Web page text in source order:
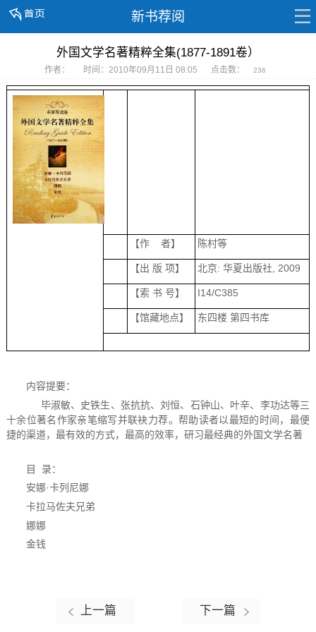
新书荐阅
外国文学名著精粹全集(1877-1891卷）
作者： 时间：2010年09月11日 08:05 点击数： 236
【作 者】 陈村等
【出 版 项】 北京: 华夏出版社, 2009
【索 书 号】 I14/C385
【馆藏地点】 东四楼 第四书库
内容提要：
毕淑敏、史铁生、张抗抗、刘恒、石钟山、叶辛、李功达等三
十余位著名作家亲笔缩写并联袂力荐。帮助读者以最短的时间，最便
捷的渠道，最有效的方式，最高的效率，研习最经典的外国文学名著
目 录：
安娜·卡列尼娜
卡拉马佐夫兄弟
娜娜
金钱
上一篇 下一篇